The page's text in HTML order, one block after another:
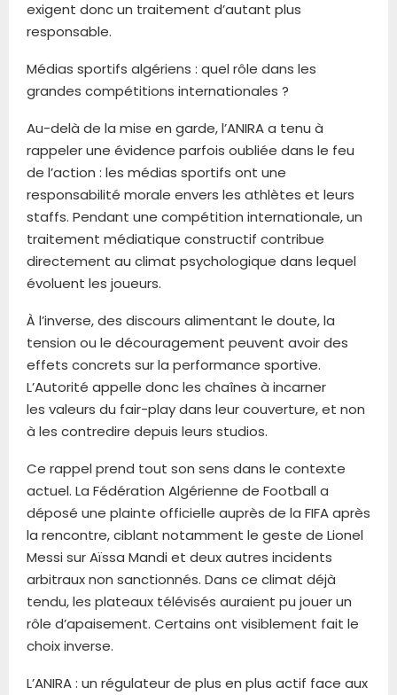
exigent donc un traitement d’autant plus
responsable.
Médias sportifs algériens : quel rôle dans les
grandes compétitions internationales ?
Au-delà de la mise en garde, l’ANIRA a tenu à
rappeler une évidence parfois oubliée dans le feu
de l’action : les médias sportifs ont une
responsabilité morale envers les athlètes et leurs
staffs. Pendant une compétition internationale, un
traitement médiatique constructif contribue
directement au climat psychologique dans lequel
évoluent les joueurs.
À l’inverse, des discours alimentant le doute, la
tension ou le découragement peuvent avoir des
effets concrets sur la performance sportive.
L’Autorité appelle donc les chaînes à incarner
les valeurs du fair-play dans leur couverture, et non
à les contredire depuis leurs studios.
Ce rappel prend tout son sens dans le contexte
actuel. La Fédération Algérienne de Football a
déposé une plainte officielle auprès de la FIFA après
la rencontre, ciblant notamment le geste de Lionel
Messi sur Aïssa Mandi et deux autres incidents
arbitraux non sanctionnés. Dans ce climat déjà
tendu, les plateaux télévisés auraient pu jouer un
rôle d’apaisement. Certains ont visiblement fait le
choix inverse.
L’ANIRA : un régulateur de plus en plus actif face aux